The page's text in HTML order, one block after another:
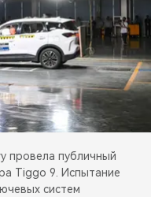
провела публичный
Tiggo 9. Испытание
систем